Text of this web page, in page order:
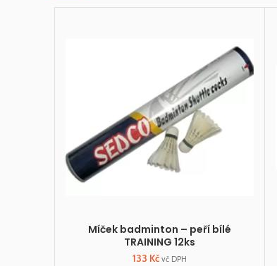
Míček badminton – peří bílé
TRAINING 12ks
133 Kč vč DPH